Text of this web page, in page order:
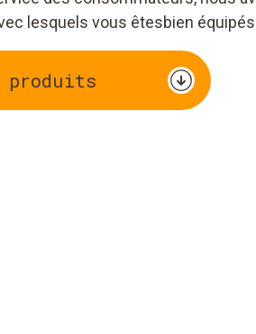
lesquels vous êtesbien